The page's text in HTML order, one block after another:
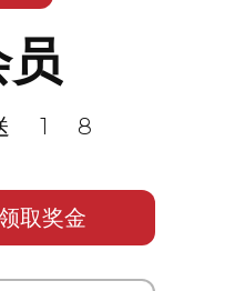
18
取奖金